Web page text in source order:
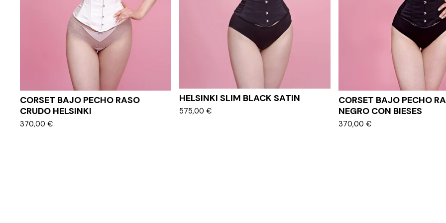
CORSET BAJO PECHO RASO
CRUDO HELSINKI
370,00 €
HELSINKI SLIM BLACK SATIN
575,00 €
CORSET BAJO PECHO
NEGRO CON BIESES
370,00 €